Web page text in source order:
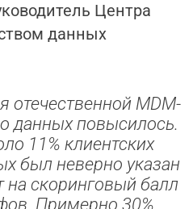
Центра
данных
отечественной MDM-
данных повысилось.
11% клиентских
был неверно указан
на скоринговый балл
Примерно 30%